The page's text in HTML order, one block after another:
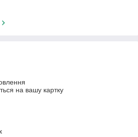
на вашу картку